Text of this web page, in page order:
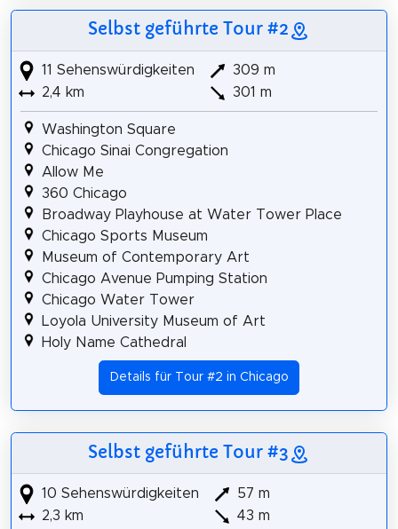
Selbst geführte Tour #2
11 Sehenswürdigkeiten
2,4 km
309 m
301 m
Washington Square
Chicago Sinai Congregation
Allow Me
360 Chicago
Broadway Playhouse at Water Tower Place
Chicago Sports Museum
Museum of Contemporary Art
Chicago Avenue Pumping Station
Chicago Water Tower
Loyola University Museum of Art
Holy Name Cathedral
Details für Tour #2 in Chicago
Selbst geführte Tour #3
10 Sehenswürdigkeiten
2,3 km
57 m
43 m